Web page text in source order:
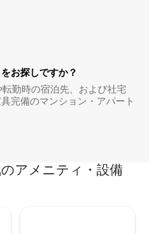
お探しですか？
勤時の宿泊先、および社宅
完備のマンション・アパート
アメニティ・設備